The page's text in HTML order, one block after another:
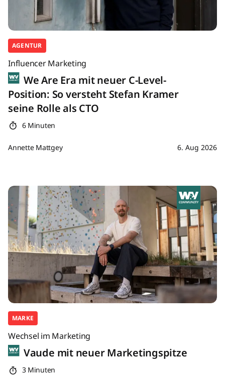
AGENTUR
Influencer Marketing
We Are Era mit neuer C-Level-
Position: So versteht Stefan Kramer
seine Rolle als CTO
6 Minuten
Annette Mattgey 6. Aug 2026
MARKE
Wechsel im Marketing
Vaude mit neuer Marketingspitze
3 Minuten